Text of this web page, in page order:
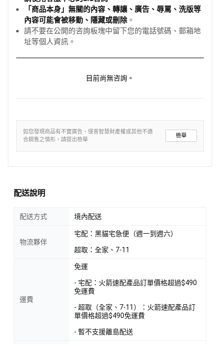
「商品本身」無關的內容、轉讓、廣告、辱罵、洗版等
內容可能會被移動、隱藏或刪除。
請不要在公開的咨詢板塊中留下您的電話號碼、郵箱地
址等個人資訊。
目前尚無咨詢。
如您發現商品有不實廣告、侵害智慧財產權或其他不適
合銷售之情形，請提出檢舉
檢舉
配送說明
配送方式 境內配送
物流夥伴
宅配：黑貓宅急便（週一到週六）
超取：全家、7-11
運費
免運
- 宅配：火箭速配產品訂單價格超過$490
免運費
- 超取（全家、7-11）：火箭速配產品訂
單價格超過$490免運費
- 暫不支援離島配送